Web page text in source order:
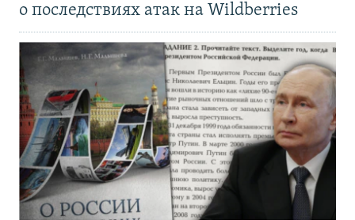
о последствиях атак на Wildberries